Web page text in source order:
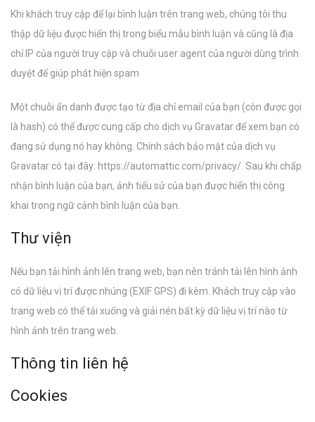
Khi khách truy cập để lại bình luận trên trang web, chúng tôi thu
thập dữ liệu được hiển thị trong biểu mẫu bình luận và cũng là địa
chỉ IP của người truy cập và chuỗi user agent của người dùng trình
duyệt để giúp phát hiện spam
Một chuỗi ẩn danh được tạo từ địa chỉ email của bạn (còn được gọi
là hash) có thể được cung cấp cho dịch vụ Gravatar để xem bạn có
đang sử dụng nó hay không. Chính sách bảo mật của dịch vụ
Gravatar có tại đây: https://automattic.com/privacy/. Sau khi chấp
nhận bình luận của bạn, ảnh tiểu sử của bạn được hiển thị công
khai trong ngữ cảnh bình luận của bạn.
Thư viện
Nếu bạn tải hình ảnh lên trang web, bạn nên tránh tải lên hình ảnh
có dữ liệu vị trí được nhúng (EXIF GPS) đi kèm. Khách truy cập vào
trang web có thể tải xuống và giải nén bất kỳ dữ liệu vị trí nào từ
hình ảnh trên trang web.
Thông tin liên hệ
Cookies